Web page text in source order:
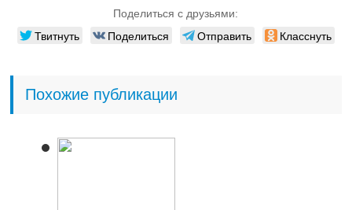
Поделиться с друзьями:
Твитнуть Поделиться Отправить Класснуть
Похожие публикации